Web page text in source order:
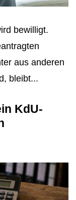
bewilligt.
aus anderen
bleibt...
KdU-